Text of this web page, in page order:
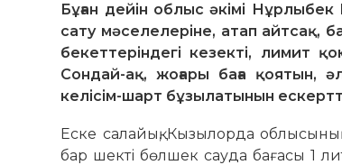
Бұған дейін облыс әкімі
сату мәселелеріне, атап айтсақ,
бекеттеріндегі кезекті, лимит
Сондай-ақ, жоғары баға қоятын,
келісім-шарт бұзылатынын
Еске салайық, Кызылорда
бар шекті бөлшек сауда бағасы 1